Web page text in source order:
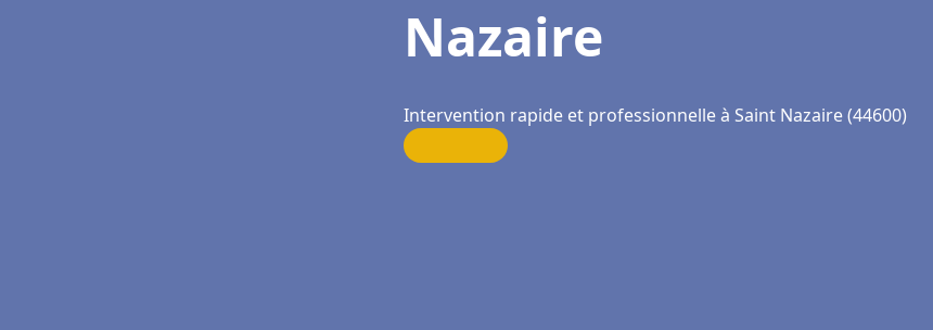
Nazaire
Intervention rapide et professionnelle à Saint Nazaire (44600)